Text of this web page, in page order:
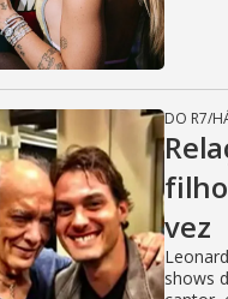
DO R7/
vez
shows